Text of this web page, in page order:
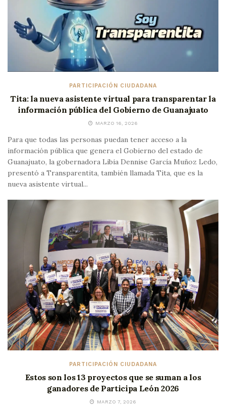
PARTICIPACIÓN CIUDADANA
Tita: la nueva asistente virtual para transparentar la
información pública del Gobierno de Guanajuato
MARZO 16, 2026
Para que todas las personas puedan tener acceso a la
información pública que genera el Gobierno del estado de
Guanajuato, la gobernadora Libia Dennise García Muñoz Ledo,
presentó a Transparentita, también llamada Tita, que es la
nueva asistente virtual...
PARTICIPACIÓN CIUDADANA
Estos son los 13 proyectos que se suman a los
ganadores de Participa León 2026
MARZO 7, 2026